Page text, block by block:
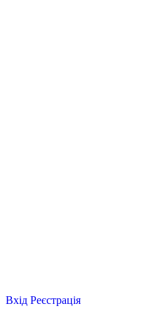
Вхід Реєстрація